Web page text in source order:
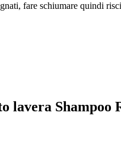
fare schiumare quindi
lavera Shampoo